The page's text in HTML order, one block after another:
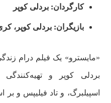
کارگردان: بردلی کوپر
بازیگران: بردلی کوپر،
«مایسترو» یک فیلم درام
بردلی کوپر و
اسپیلبرگ، و تاد فیلیپس و